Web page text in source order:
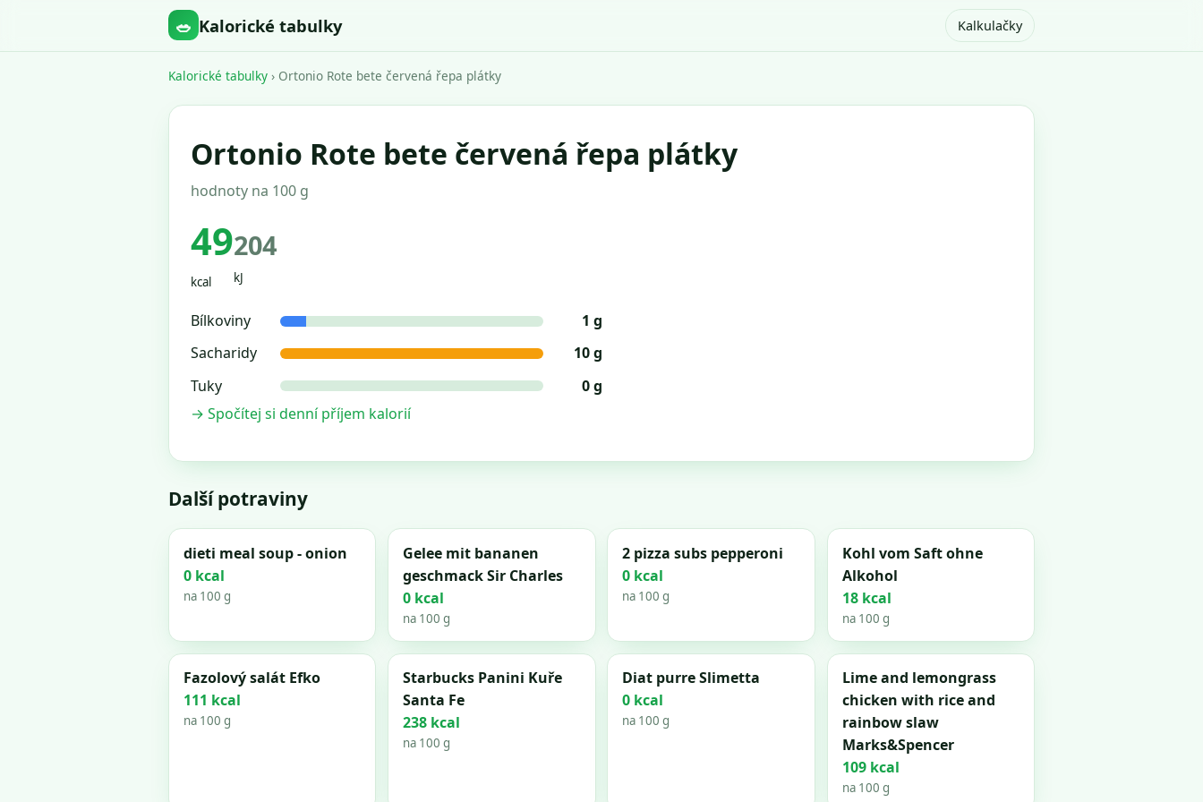
🥗 Kalorické tabulky Kalkulačky
Kalorické tabulky › Ortonio Rote bete červená řepa plátky
Ortonio Rote bete červená řepa plátky
hodnoty na 100 g
49
kcal
204
kJ
Bílkoviny
1 g
Sacharidy
10 g
Tuky
0 g
→ Spočítej si denní příjem kalorií
Další potraviny
dieti meal soup - onion
0 kcal
na 100 g
Gelee mit bananen
geschmack Sir Charles
0 kcal
na 100 g
2 pizza subs pepperoni
0 kcal
na 100 g
Kohl vom Saft ohne
Alkohol
18 kcal
na 100 g
Fazolový salát Efko
111 kcal
na 100 g
Starbucks Panini Kuře
Santa Fe
238 kcal
na 100 g
Diat purre Slimetta
0 kcal
na 100 g
Lime and lemongrass
chicken with rice and
rainbow slaw
Marks&Spencer
109 kcal
na 100 g